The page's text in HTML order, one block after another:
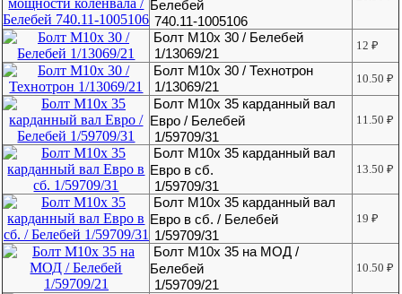
Белебей
740.11-1005106
Болт М10х 30 / Белебей
1/13069/21
12₽
Болт М10х 30 / Технотрон
1/13069/21
10.50₽
Болт М10х 35 карданный вал
Евро / Белебей
1/59709/31
11.50₽
Болт М10х 35 карданный вал
Евро в сб.
1/59709/31
13.50₽
Болт М10х 35 карданный вал
Евро в сб. / Белебей
1/59709/31
19₽
Болт М10х 35 на МОД /
Белебей
1/59709/21
10.50₽